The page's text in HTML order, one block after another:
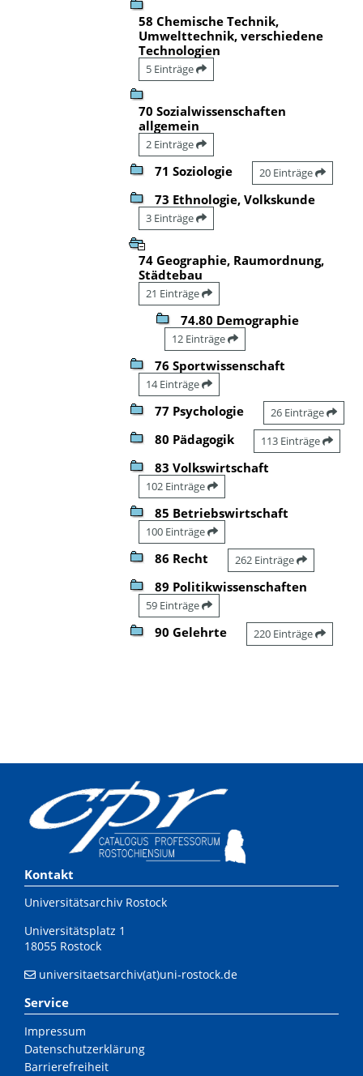
58 Chemische Technik,
Umwelttechnik, verschiedene
Technologien
5 Einträge
70 Sozialwissenschaften
allgemein
2 Einträge
71 Soziologie 20 Einträge
73 Ethnologie, Volkskunde
3 Einträge
74 Geographie, Raumordnung,
Städtebau
21 Einträge
74.80 Demographie
12 Einträge
76 Sportwissenschaft
14 Einträge
77 Psychologie 26 Einträge
80 Pädagogik 113 Einträge
83 Volkswirtschaft
102 Einträge
85 Betriebswirtschaft
100 Einträge
86 Recht 262 Einträge
89 Politikwissenschaften
59 Einträge
90 Gelehrte 220 Einträge
Kontakt
Universitätsarchiv Rostock
Universitätsplatz 1
18055 Rostock
universitaetsarchiv(at)uni-rostock.de
Service
Impressum
Datenschutzerklärung
Barrierefreiheit